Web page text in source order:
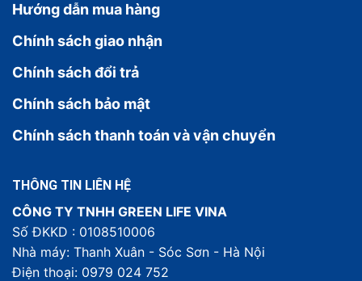
Hướng dẫn mua hàng
Chính sách giao nhận
Chính sách đổi trả
Chính sách bảo mật
Chính sách thanh toán và vận chuyển
THÔNG TIN LIÊN HỆ
CÔNG TY TNHH GREEN LIFE VINA
Số ĐKKD : 0108510006
Nhà máy: Thanh Xuân - Sóc Sơn - Hà Nội
Điện thoại: 0979 024 752